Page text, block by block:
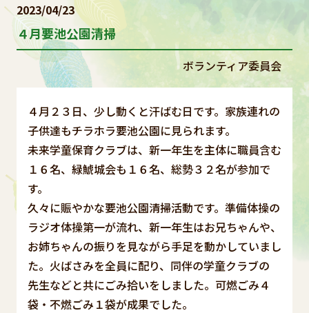
2023/04/23
４月要池公園清掃
ボランティア委員会
４月２３日、少し動くと汗ばむ日です。家族連れの
子供達もチラホラ要池公園に見られます。
未来学童保育クラブは、新一年生を主体に職員含む
１６名、緑鯱城会も１６名、総勢３２名が参加で
す。
久々に賑やかな要池公園清掃活動です。準備体操の
ラジオ体操第一が流れ、新一年生はお兄ちゃんや、
お姉ちゃんの振りを見ながら手足を動かしていまし
た。火ばさみを全員に配り、同伴の学童クラブの
先生などと共にごみ拾いをしました。可燃ごみ４
袋・不燃ごみ１袋が成果でした。